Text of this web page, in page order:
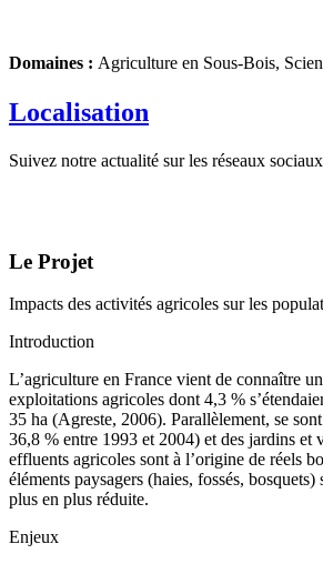
Domaines : Agriculture en Sous-Bois,
Localisation
Suivez notre actualité sur les réseaux
Le Projet
Impacts des activités agricoles sur les
Introduction
L’agriculture en France vient de connaître
exploitations agricoles dont 4,3 %
35 ha (Agreste, 2006). Parallèlement, se
36,8 % entre 1993 et 2004) et des jardins et
effluents agricoles sont à l’origine de réels
éléments paysagers (haies, fossés,
plus en plus réduite.
Enjeux